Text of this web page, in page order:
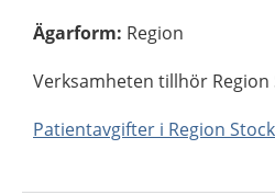
Ägarform: Region
Verksamheten tillhör Region
Patientavgifter i Region